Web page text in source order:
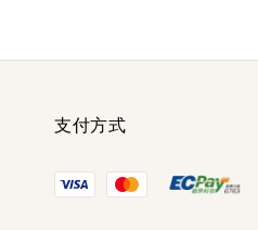
支付方式